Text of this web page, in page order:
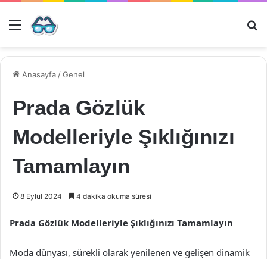
Menü
Anasayfa /Genel
Prada Gözlük
Modelleriyle Şıklığınızı
Tamamlayın
8 Eylül 2024 4 dakika okuma süresi
Prada Gözlük Modelleriyle Şıklığınızı Tamamlayın
Moda dünyası, sürekli olarak yenilenen ve gelişen dinamik